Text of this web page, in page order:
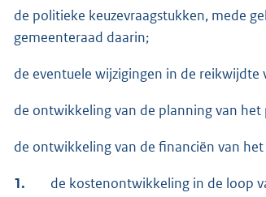
de politieke keuzevraagstukken, mede
gemeenteraad daarin;
de eventuele wijzigingen in de reikwijdte
de ontwikkeling van de planning van het
de ontwikkeling van de financiën van
1. de kostenontwikkeling in de loop